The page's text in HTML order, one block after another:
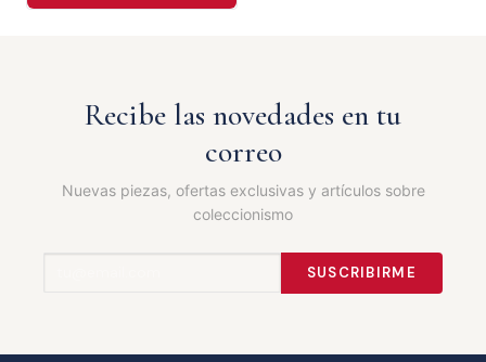
Recibe las novedades en tu
correo
Nuevas piezas, ofertas exclusivas y artículos sobre
coleccionismo
SUSCRIBIRME